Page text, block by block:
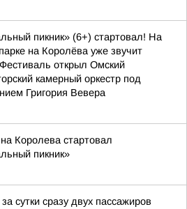
пикник» (6+) стартовал! На
на Королёва уже звучит
открыл Омский
камерный оркестр под
Григория Вевера
Королева стартовал
пикник»
сутки сразу двух пассажиров